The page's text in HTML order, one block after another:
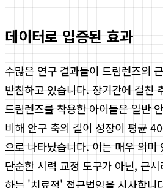
데이터로 입증된 효과
수많은 연구 결과들이 드림렌즈의
받침하고 있습니다. 장기간에 걸친
드림렌즈를 착용한 아이들은 일반
비해 안구 축의 길이 성장이 평균
으로 나타났습니다. 이는 매우 의미
단순한 시력 교정 도구가 아닌, 근
하는 '치료적' 접근법임을 시사합니